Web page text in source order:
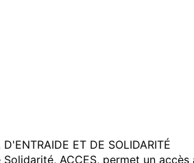
ET DE SOLIDARITÉ
ACCES, permet un